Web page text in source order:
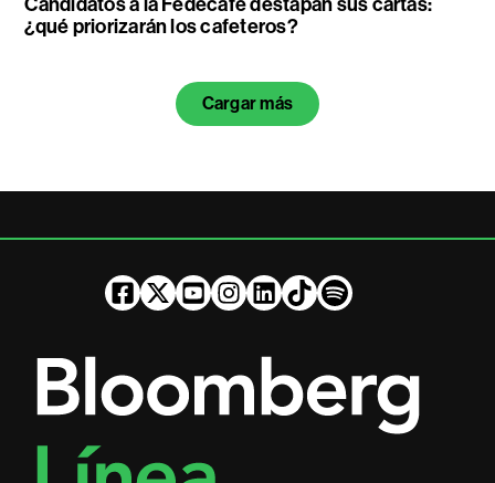
¿qué priorizarán los cafeteros?
Cargar más